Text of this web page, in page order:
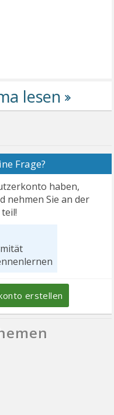
Frage?
haben,
nehmen Sie an der
erstellen